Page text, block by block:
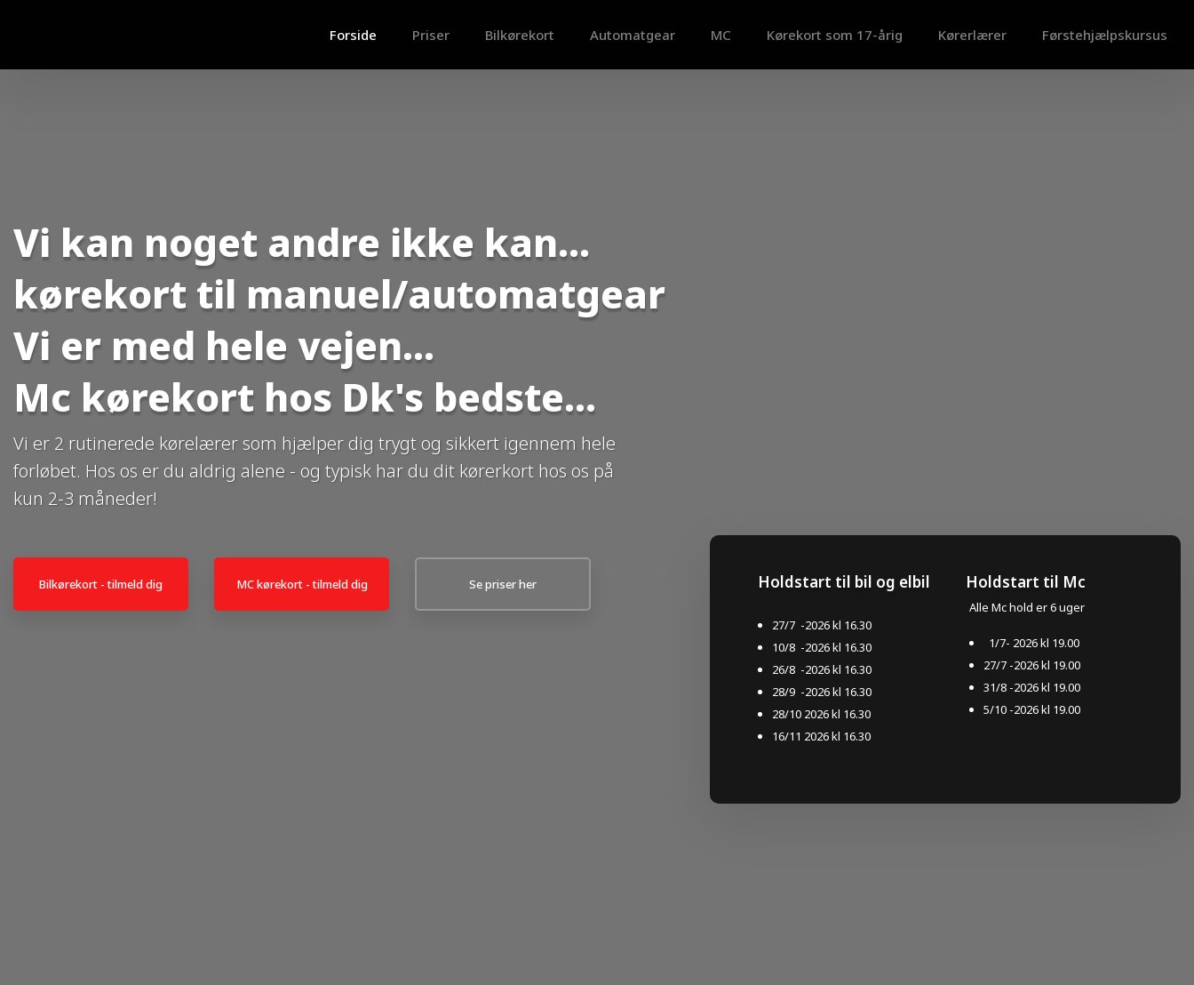
Forside Priser Bilkørekort Automatgear MC Kørekort som 17-årig Kørerlærer Førstehjælpskursus
Vi kan noget andre ikke kan...
kørekort til manuel/automatgear
Vi er med hele vejen...
Mc kørekort hos Dk's bedste...
Vi er 2 rutinerede kørelærer som hjælper dig trygt og sikkert igennem hele
forløbet. Hos os er du aldrig alene - og typisk har du dit kørerkort hos os på
kun 2-3 måneder!
Bilkørekort - tilmeld dig MC kørekort - tilmeld dig​ Se priser her Holdstart til bil og elbil
27/7 -2026 kl 16.30
10/8 -2026 kl 16.30
26/8 -2026 kl 16.30
28/9 -2026 kl 16.30
28/10 2026 kl 16.30
16/11 2026 kl 16.30
Holdstart til Mc
​ Alle Mc hold er 6 uger
1/7- 2026 kl 19.00
27/7 -2026 kl 19.00
31/8 -2026 kl 19.00
5/10 -2026 kl 19.00